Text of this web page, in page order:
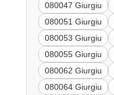
080047 Giurgiu
080051 Giurgiu
080053 Giurgiu
080055 Giurgiu
080062 Giurgiu
080064 Giurgiu